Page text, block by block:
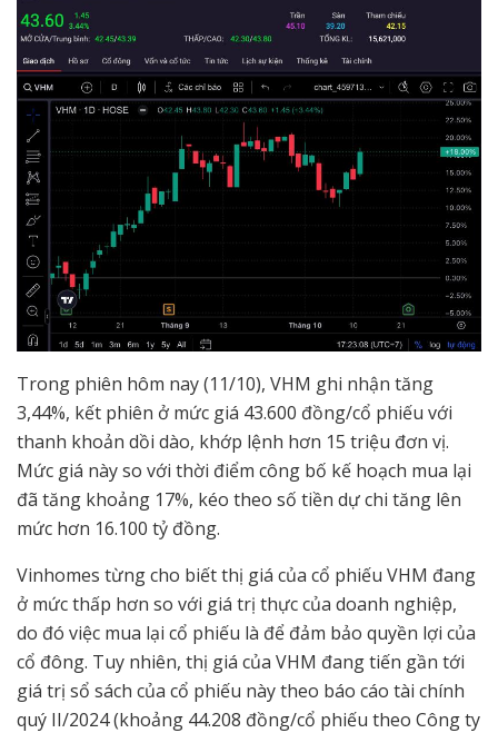
Trong phiên hôm nay (11/10), VHM ghi nhận tăng
3,44%, kết phiên ở mức giá 43.600 đồng/cổ phiếu với
thanh khoản dồi dào, khớp lệnh hơn 15 triệu đơn vị.
Mức giá này so với thời điểm công bố kế hoạch mua lại
đã tăng khoảng 17%, kéo theo số tiền dự chi tăng lên
mức hơn 16.100 tỷ đồng.
Vinhomes từng cho biết thị giá của cổ phiếu VHM đang
ở mức thấp hơn so với giá trị thực của doanh nghiệp,
do đó việc mua lại cổ phiếu là để đảm bảo quyền lợi của
cổ đông. Tuy nhiên, thị giá của VHM đang tiến gần tới
giá trị sổ sách của cổ phiếu này theo báo cáo tài chính
quý II/2024 (khoảng 44.208 đồng/cổ phiếu theo Công ty